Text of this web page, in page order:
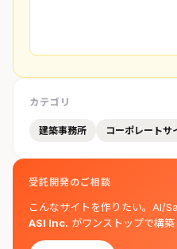
カテゴリ
建築事務所 コーポレートサ
受託開発のご相談
こんなサイトを作りたい。AI/
ASI Inc. がワンストップで構築